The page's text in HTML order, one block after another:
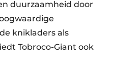
duurzaamheid door
knikladers als
Tobroco-Giant ook